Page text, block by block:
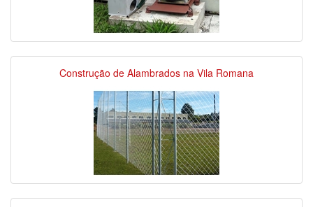
Construção de Alambrados na Vila Romana